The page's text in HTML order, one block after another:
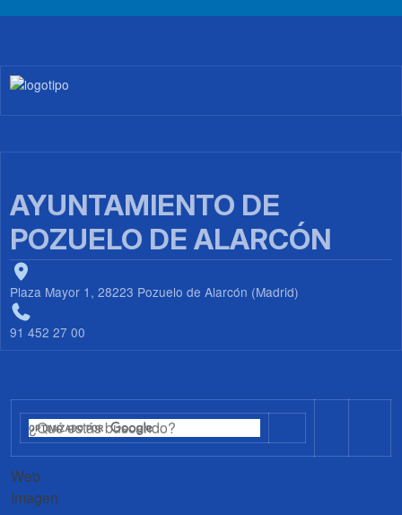
Imagen
AYUNTAMIENTO DE
POZUELO DE ALARCÓN
Plaza Mayor 1, 28223 Pozuelo de Alarcón (Madrid)
91 452 27 00
Web
Imagen